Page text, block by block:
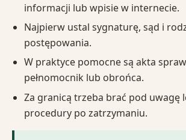
informacji lub wpisie w internecie.
Najpierw ustal sygnaturę, sąd i
postępowania.
W praktyce pomocne są akta
pełnomocnik lub obrońca.
Za granicą trzeba brać pod uwagę
procedury po zatrzymaniu.